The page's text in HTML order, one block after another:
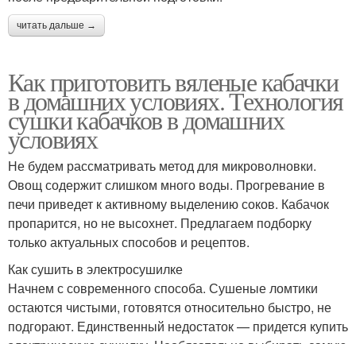
читать дальше →
Как приготовить вяленые кабачки
в домашних условиях. Технология
сушки кабачков в домашних
условиях
Не будем рассматривать метод для микроволновки.
Овощ содержит слишком много воды. Прогревание в
печи приведет к активному выделению соков. Кабачок
пропарится, но не высохнет. Предлагаем подборку
только актуальных способов и рецептов.
Как сушить в электросушилке
Начнем с современного способа. Сушеные ломтики
остаются чистыми, готовятся относительно быстро, не
подгорают. Единственный недостаток — придется купить